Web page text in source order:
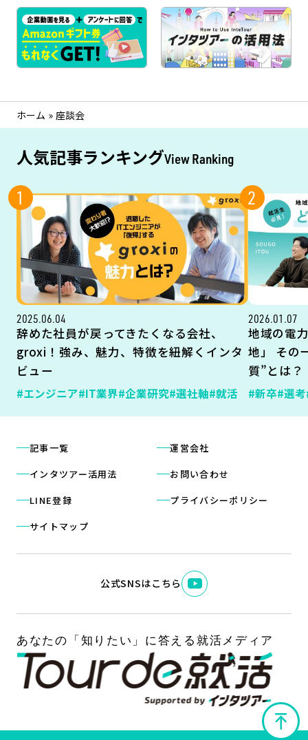
ホーム » 座談会
人気記事ランキングView Ranking
1
2025.06.04
辞めた社員が戻ってきたくなる会社、
groxi！強み、魅力、特徴を紐解くインタ
ビュー
#エンジニア#IT業界#企業研究#選社軸#就活
2
2026.01.07
地域の電
地」 その
質”とは？
#新卒#選考
記事一覧
インタツアー活用法
LINE登録
サイトマップ
運営会社
お問い合わせ
プライバシーポリシー
公式SNSはこちら